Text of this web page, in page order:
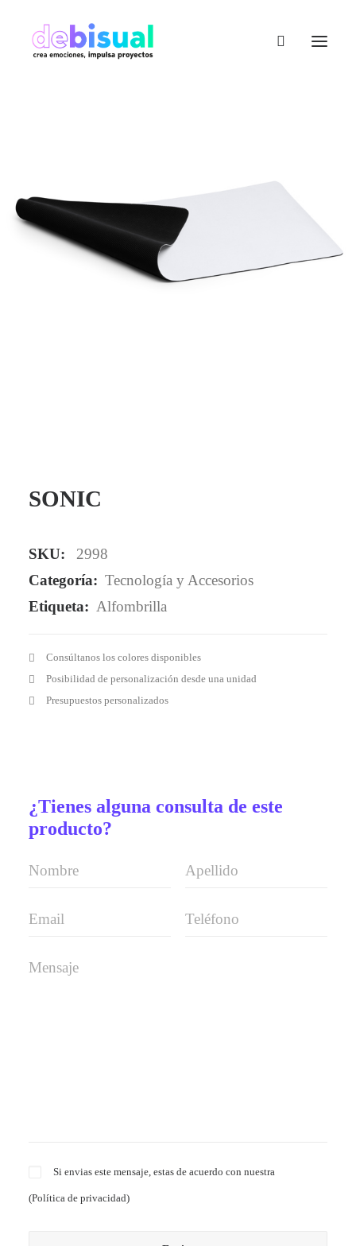
SONIC
SKU:
2998
Categoría: Tecnología y Accesorios
Etiqueta: Alfombrilla
Consúltanos los colores disponibles
Posibilidad de personalización desde una unidad
Presupuestos personalizados
¿Tienes alguna consulta de este
producto?
Si envias este mensaje, estas de acuerdo con nuestra
(Política de privacidad)